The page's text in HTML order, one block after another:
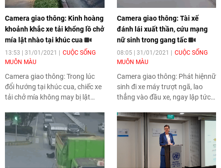
Camera giao thông: Kinh hoàng
khoảnh khắc xe tải khổng lồ chở
mía lật nhào tại khúc cua
13:53 | 31/01/2021
CUỘC SỐNG
MUÔN MÀU
Camera giao thông: Trong lúc
đổi hướng tại khúc cua, chiếc xe
tải chở mía không may bị lật
Camera giao thông: Tài xế
đánh lái xuất thần, cứu mạng
nữ sinh trong gang tấc
08:05 | 31/01/2021
CUỘC SỐNG
MUÔN MÀU
Camera giao thông: Phát hiệnnữ
sinh đi xe máy trượt ngã, lao
thẳng vào đầu xe, ngay lập tức,
để tránh tai nạn thảm khốc xảy